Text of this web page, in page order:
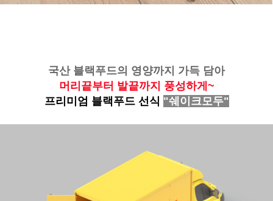
국산 블랙푸드의 영양까지 가득 담아
머리끝부터 발끝까지 풍성하게~
프리미엄 블랙푸드 선식 "쉐이크모두"